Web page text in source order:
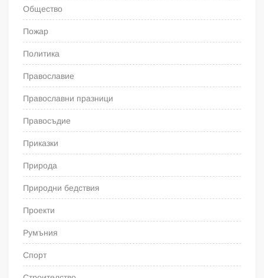
Общество
Пожар
Политика
Православие
Православни празници
Правосъдие
Приказки
Природа
Природни бедствия
Проекти
Румъния
Спорт